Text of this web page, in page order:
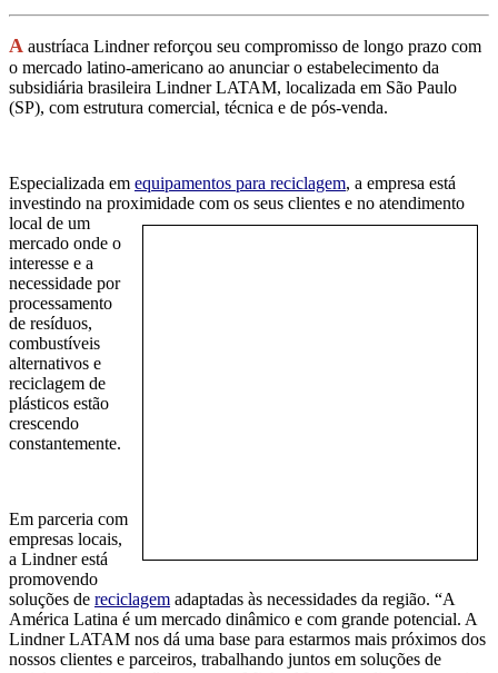
A austríaca Lindnerreforçou seu compromisso de longo prazo com
o mercado latino-americano ao anunciar o estabelecimento da
subsidiária brasileira Lindner LATAM, localizada em São Paulo
(SP), com estrutura comercial, técnica e de pós-venda.
Especializada em equipamentos para reciclagem, a empresa está
investindo na proximidade com os seus clientes e no atendimento
local de um
mercado onde o
interesse e a
necessidade por
processamento
de resíduos,
combustíveis
alternativos e
reciclagem de
plásticos estão
crescendo
constantemente.
Em parceria com
empresas locais,
a Lindner está
promovendo
soluções de reciclagem adaptadas às necessidades da região. “A
América Latina é um mercado dinâmico e com grande potencial. A
Lindner LATAM nos dá uma base para estarmos mais próximos dos
nossos clientes e parceiros, trabalhando juntos em soluções de